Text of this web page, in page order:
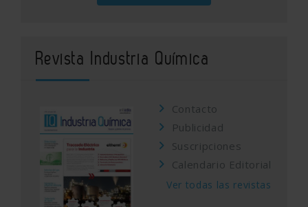
Revista Industria Química
Contacto
Publicidad
Suscripciones
Calendario Editorial
Ver todas las revistas